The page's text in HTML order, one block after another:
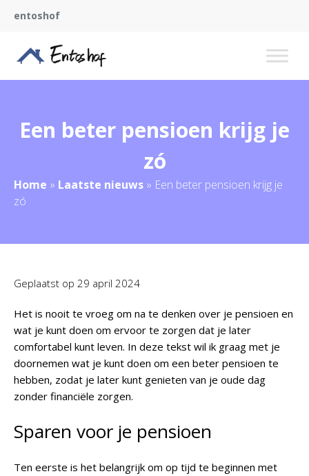
entoshof
Een beter pensioen krijg je
zó
Home » Laatste nieuws » Een beter pensioen krijg je
zó
Geplaatst op 29 april 2024
Het is nooit te vroeg om na te denken over je pensioen en
wat je kunt doen om ervoor te zorgen dat je later
comfortabel kunt leven. In deze tekst wil ik graag met je
doornemen wat je kunt doen om een beter pensioen te
hebben, zodat je later kunt genieten van je oude dag
zonder financiële zorgen.
Sparen voor je pensioen
Ten eerste is het belangrijk om op tijd te beginnen met